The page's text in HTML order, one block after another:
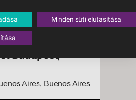
és
pihenővel -
Budapest,
Aires, Buenos Aires
Minden süti elutasítása